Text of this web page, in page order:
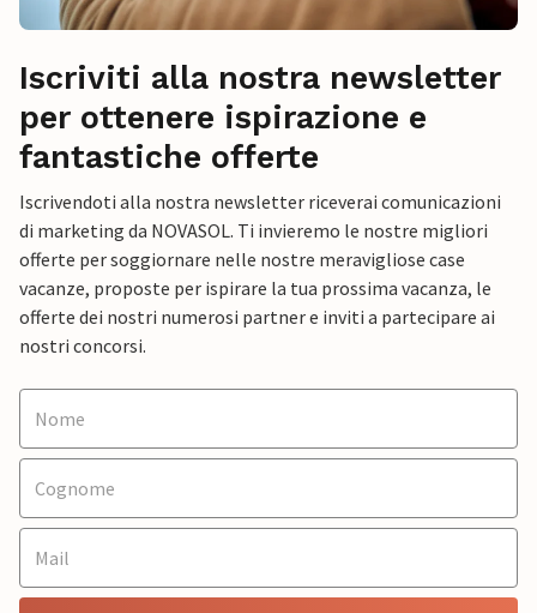
Iscriviti alla nostra newsletter
per ottenere ispirazione e
fantastiche offerte
Iscrivendoti alla nostra newsletter riceverai comunicazioni
di marketing da NOVASOL. Ti invieremo le nostre migliori
offerte per soggiornare nelle nostre meravigliose case
vacanze, proposte per ispirare la tua prossima vacanza, le
offerte dei nostri numerosi partner e inviti a partecipare ai
nostri concorsi.